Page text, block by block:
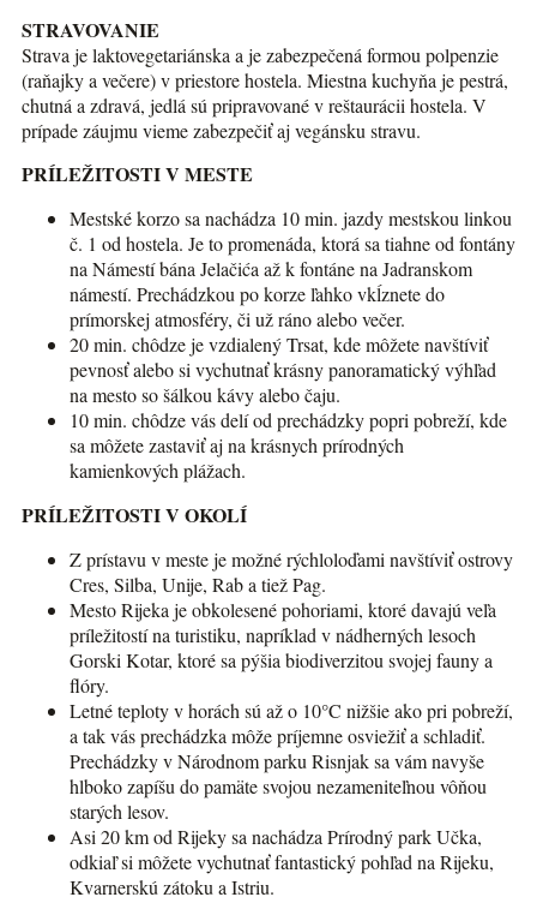
STRAVOVANIE
Strava je laktovegetariánska a je zabezpečená formou polpenzie
(raňajky a večere) v priestore hostela. Miestna kuchyňa je pestrá,
chutná a zdravá, jedlá sú pripravované v reštaurácii hostela. V
prípade záujmu vieme zabezpečiť aj vegánsku stravu.
PRÍLEŽITOSTI V MESTE
Mestské korzo sa nachádza 10 min. jazdy mestskou linkou
č. 1 od hostela. Je to promenáda, ktorá sa tiahne od fontány
na Námestí bána Jelačića až k fontáne na Jadranskom
námestí. Prechádzkou po korze ľahko vkĺznete do
prímorskej atmosféry, či už ráno alebo večer.
20 min. chôdze je vzdialený Trsat, kde môžete navštíviť
pevnosť alebo si vychutnať krásny panoramatický výhľad
na mesto so šálkou kávy alebo čaju.
10 min. chôdze vás delí od prechádzky popri pobreží, kde
sa môžete zastaviť aj na krásnych prírodných
kamienkových plážach.
PRÍLEŽITOSTI V OKOLÍ
Z prístavu v meste je možné rýchloloďami navštíviť ostrovy
Cres, Silba, Unije, Rab a tiež Pag.
Mesto Rijeka je obkolesené pohoriami, ktoré davajú veľa
príležitostí na turistiku, napríklad v nádherných lesoch
Gorski Kotar, ktoré sa pýšia biodiverzitou svojej fauny a
flóry.
Letné teploty v horách sú až o 10°C nižšie ako pri pobreží,
a tak vás prechádzka môže príjemne osviežiť a schladiť.
Prechádzky v Národnom parku Risnjak sa vám navyše
hlboko zapíšu do pamäte svojou nezameniteľnou vôňou
starých lesov.
Asi 20 km od Rijeky sa nachádza Prírodný park Učka,
odkiaľ si môžete vychutnať fantastický pohľad na Rijeku,
Kvarnerskú zátoku a Istriu.